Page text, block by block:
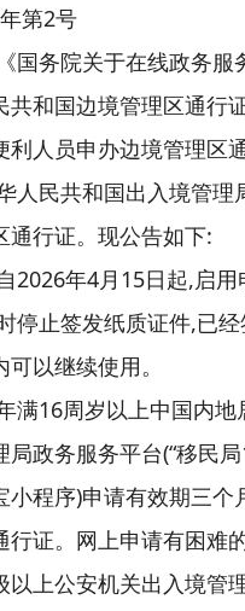
第2号
国务院关于在线政务服
共和国边境管理区通行
利人员申办边境管理区
人民共和国出入境管理
通行证。现公告如下:
2026年4月15日起,启
停止签发纸质证件,已
以继续使用。
满16周岁以上中国内地
局政务服务平台(“移民
小程序)申请有效期三个
行证。网上申请有困难
以上公安机关出入境管